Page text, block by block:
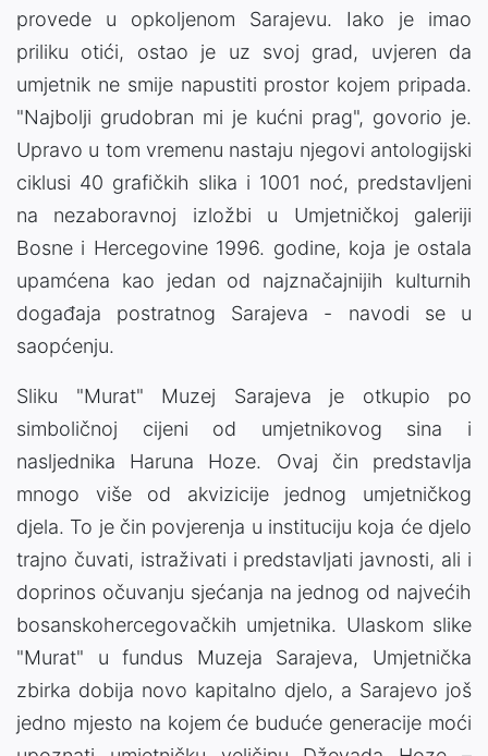
provede u opkoljenom Sarajevu. Iako je imao
priliku otići, ostao je uz svoj grad, uvjeren da
umjetnik ne smije napustiti prostor kojem pripada.
"Najbolji grudobran mi je kućni prag", govorio je.
Upravo u tom vremenu nastaju njegovi antologijski
ciklusi 40 grafičkih slika i 1001 noć, predstavljeni
na nezaboravnoj izložbi u Umjetničkoj galeriji
Bosne i Hercegovine 1996. godine, koja je ostala
upamćena kao jedan od najznačajnijih kulturnih
događaja postratnog Sarajeva - navodi se u
saopćenju.
Sliku "Murat" Muzej Sarajeva je otkupio po
simboličnoj cijeni od umjetnikovog sina i
nasljednika Haruna Hoze. Ovaj čin predstavlja
mnogo više od akvizicije jednog umjetničkog
djela. To je čin povjerenja u instituciju koja će djelo
trajno čuvati, istraživati i predstavljati javnosti, ali i
doprinos očuvanju sjećanja na jednog od najvećih
bosanskohercegovačkih umjetnika. Ulaskom slike
"Murat" u fundus Muzeja Sarajeva, Umjetnička
zbirka dobija novo kapitalno djelo, a Sarajevo još
jedno mjesto na kojem će buduće generacije moći